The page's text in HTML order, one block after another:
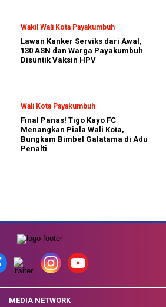
Wakil Wali Kota Payakumbuh
Lawan Kanker Serviks dari Awal,
130 ASN dan Warga Payakumbuh
Disuntik Vaksin HPV
Wali Kota Payakumbuh
Final Panas! Tigo Kayo FC
Menangkan Piala Wali Kota,
Bungkam Bimbel Galatama di Adu
Penalti
MEDIA NETWORK